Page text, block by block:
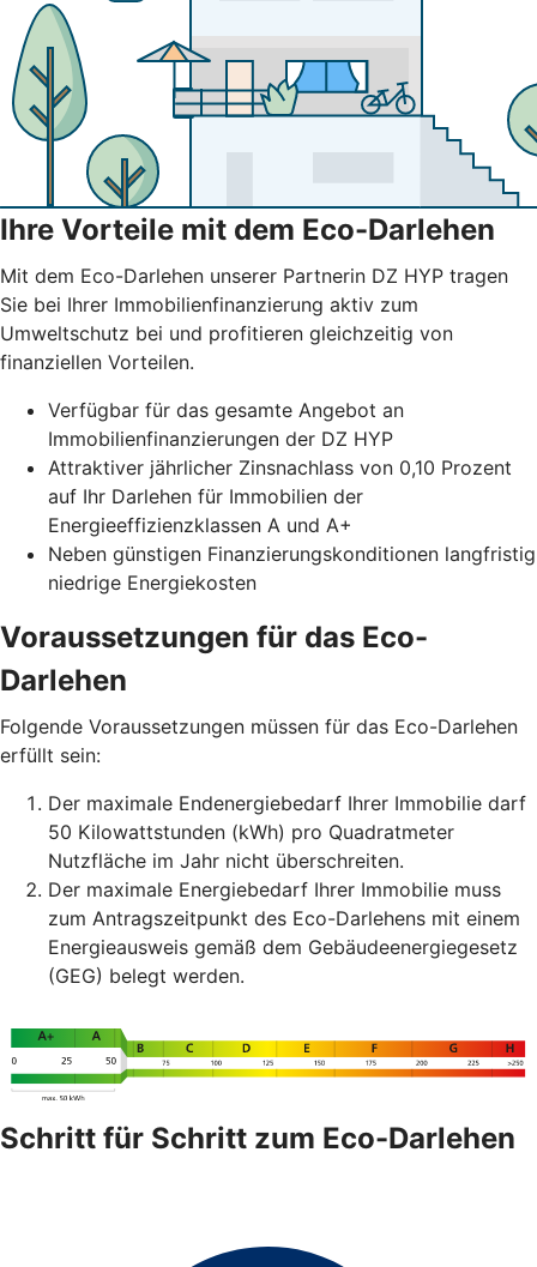
Ihre Vorteile mit dem Eco-Darlehen
Mit dem Eco-Darlehen unserer Partnerin DZ HYP tragen
Sie bei Ihrer Immobilienfinanzierung aktiv zum
Umweltschutz bei und profitieren gleichzeitig von
finanziellen Vorteilen.
Verfügbar für das gesamte Angebot an
Immobilienfinanzierungen der DZ HYP
Attraktiver jährlicher Zinsnachlass von 0,10 Prozent
auf Ihr Darlehen für Immobilien der
Energieeffizienzklassen A und A+
Neben günstigen Finanzierungskonditionen langfristig
niedrige Energiekosten
Voraussetzungen für das Eco-
Darlehen
Folgende Voraussetzungen müssen für das Eco-Darlehen
erfüllt sein:
Der maximale Endenergiebedarf Ihrer Immobilie darf
50 Kilowattstunden (kWh) pro Quadratmeter
Nutzfläche im Jahr nicht überschreiten.
Der maximale Energiebedarf Ihrer Immobilie muss
zum Antragszeitpunkt des Eco-Darlehens mit einem
Energieausweis gemäß dem Gebäudeenergiegesetz
(GEG) belegt werden.
Schritt für Schritt zum Eco-Darlehen